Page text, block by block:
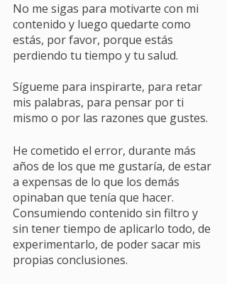
No me sigas para motivarte con mi
contenido y luego quedarte como
estás, por favor, porque estás
perdiendo tu tiempo y tu salud.
Sígueme para inspirarte, para retar
mis palabras, para pensar por ti
mismo o por las razones que gustes.
He cometido el error, durante más
años de los que me gustaría, de estar
a expensas de lo que los demás
opinaban que tenía que hacer.
Consumiendo contenido sin filtro y
sin tener tiempo de aplicarlo todo, de
experimentarlo, de poder sacar mis
propias conclusiones.